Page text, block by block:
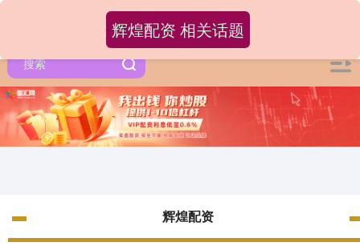
辉煌配资
辉煌配资 相关话题